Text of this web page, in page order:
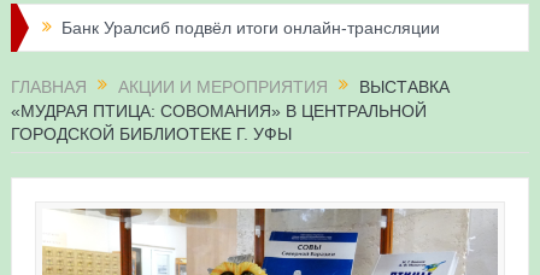
Банк Уралсиб подвёл итоги онлайн-трансляции
Итоги акции «Соловьиные вечера-2026» в
Три птенца сапсанов Уралсиба получили имена и
кольца
ГЛАВНАЯ АКЦИИ И МЕРОПРИЯТИЯ
ВЫСТАВКА
«МУДРАЯ ПТИЦА: СОВОМАНИЯ» В ЦЕНТРАЛЬНОЙ
ГОРОДСКОЙ БИБЛИОТЕКЕ Г. УФЫ